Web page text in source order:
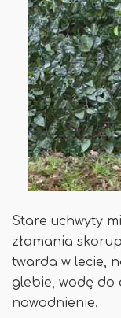
Stare uchwyty
złamania
twarda w lecie,
glebie, wodę do
nawodnienie.